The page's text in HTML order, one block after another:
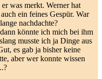
was merkt. Werner hat
ein feines Gespür. War
nachdachte?
könnte ich mich bei ihm
musste ich ja Dinge aus
es gab ja bisher keine
aber wer konnte wissen